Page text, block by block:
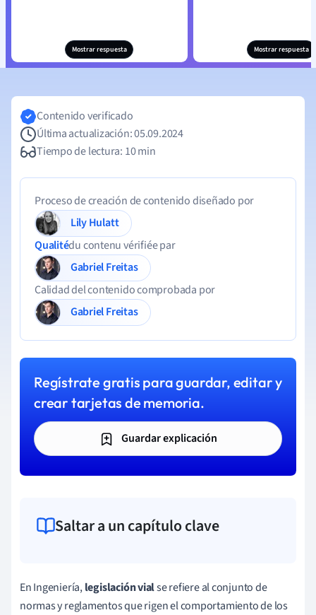
Mostrar respuesta Mostrar respuesta
Contenido verificado
Última actualización: 05.09.2024
Tiempo de lectura: 10 min
Proceso de creación de contenido diseñado por
Lily Hulatt
Qualitédu contenu vérifiée par
Gabriel Freitas
Calidad del contenido comprobada por
Gabriel Freitas
Regístrate gratis para guardar, editar y
crear tarjetas de memoria.
Guardar explicación
Saltar a un capítulo clave
En Ingeniería,legislación vialse refiere al conjunto de
normas y reglamentos que rigen el comportamiento de los